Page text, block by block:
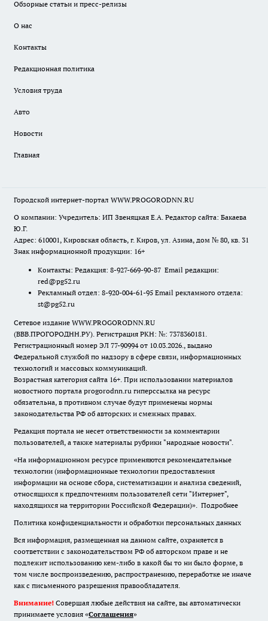
Обзорные статьи и пресс-релизы
О нас
Контакты
Редакционная политика
Условия труда
Авто
Новости
Главная
Городской интернет-портал WWW.PROGORODNN.RU
О компании: Учредитель: ИП Звеняцкая Е.А. Редактор сайта: Бакаева
Ю.Г.
Адрес: 610001, Кировская область, г. Киров, ул. Азина, дом № 80, кв. 31
Знак информационной продукции: 16+
Контакты: Редакция: 8-927-669-90-87 Email редакции:
red@pg52.ru
Рекламный отдел: 8-920-004-61-95 Email рекламного отдела:
st@pg52.ru
Сетевое издание WWW.PROGORODNN.RU
(ВВВ.ПРОГОРОДНН.РУ). Регистрация РКН: №: 7378360181.
Регистрационный номер ЭЛ 77-90994 от 10.03.2026., выдано
Федеральной службой по надзору в сфере связи, информационных
технологий и массовых коммуникаций.
Возрастная категория сайта 16+. При использовании материалов
новостного портала progorodnn.ru гиперссылка на ресурс
обязательна, в противном случае будут применены нормы
законодательства РФ об авторских и смежных правах.
Редакция портала не несет ответственности за комментарии
пользователей, а также материалы рубрики "народные новости".
«На информационном ресурсе применяются рекомендательные
технологии (информационные технологии предоставления
информации на основе сбора, систематизации и анализа сведений,
относящихся к предпочтениям пользователей сети "Интернет",
находящихся на территории Российской Федерации)». Подробнее
Политика конфиденциальности и обработки персональных данных
Вся информация, размещенная на данном сайте, охраняется в
соответствии с законодательством РФ об авторском праве и не
подлежит использованию кем-либо в какой бы то ни было форме, в
том числе воспроизведению, распространению, переработке не иначе
как с письменного разрешения правообладателя.
Внимание! Совершая любые действия на сайте, вы автоматически
принимаете условия «Cоглашения»